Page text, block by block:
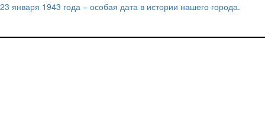
по
23 января 1943 года – особая дата в истории нашего города.